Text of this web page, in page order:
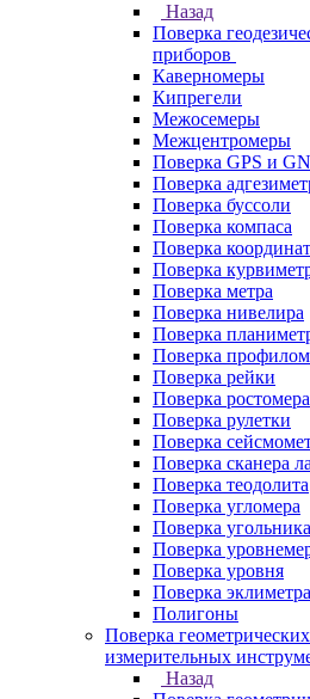
Назад
Поверка
приборов
Каверномеры
Кипрегели
Межосемеры
Межцентромеры
Поверка GPS и
Поверка
Поверка буссоли
Поверка компаса
Поверка
Поверка
Поверка метра
Поверка нивелира
Поверка
Поверка
Поверка рейки
Поверка ростомера
Поверка рулетки
Поверка
Поверка сканера
Поверка теодолита
Поверка угломера
Поверка угольника
Поверка
Поверка уровня
Поверка эклиметра
Полигоны
Поверка
измерительных
Назад